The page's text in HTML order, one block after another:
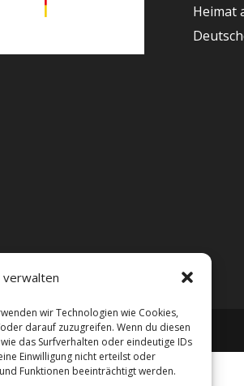
verwalten
wir Technologien wie Cookies,
darauf zuzugreifen. Wenn du diesen
das Surfverhalten oder eindeutige IDs
Einwilligung nicht erteilst oder
Funktionen beeinträchtigt werden.
Heimat